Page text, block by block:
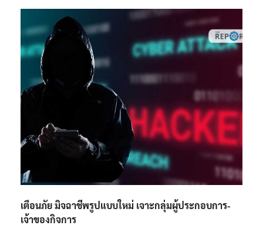
เตือนภัย มิจฉาชีพรูปแบบใหม่ เจาะกลุ่มผู้ประกอบการ-
เจ้าของกิจการ